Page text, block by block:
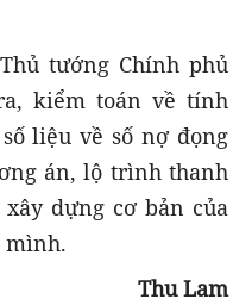
tướng Chính phủ
kiểm toán về tính
liệu về số nợ đọng
án, lộ trình thanh
dựng cơ bản của
mình.
Thu Lam